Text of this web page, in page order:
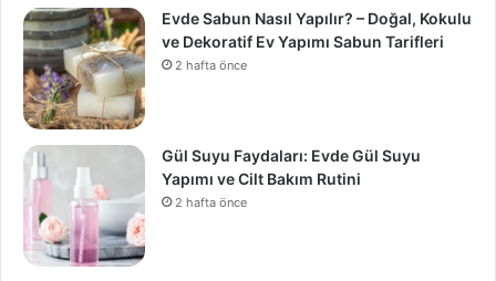
Evde Sabun Nasıl Yapılır? – Doğal, Kokulu
ve Dekoratif Ev Yapımı Sabun Tarifleri
2 hafta önce
Gül Suyu Faydaları: Evde Gül Suyu
Yapımı ve Cilt Bakım Rutini
2 hafta önce